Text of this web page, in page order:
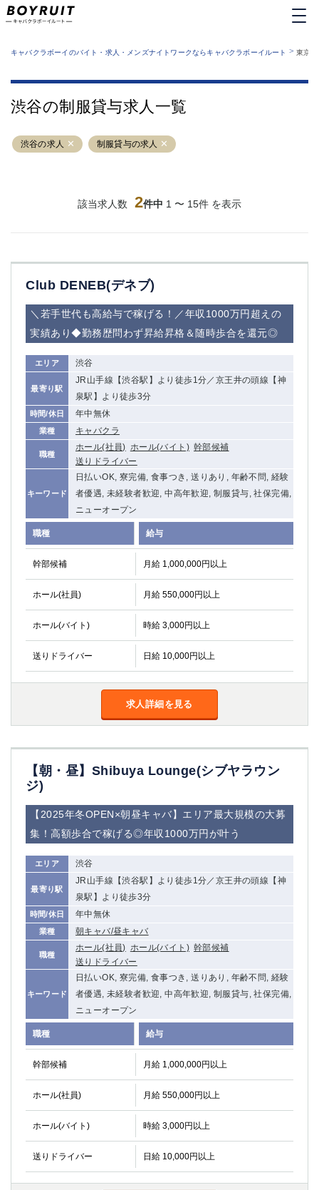
業種から探す
運営者情報
サイトマップ
キャバクラボーイのバイト・求人・メンズナイトワークならキャバクラボーイルート > 東京
渋谷の制服貸与求人一覧
渋谷の求人 制服貸与の求人
該当求人数 2件中 1 〜 15件 を表示
Club DENEB(デネブ)
＼若手世代も高給与で稼げる！／年収1000万円超えの
実績あり◆勤務歴問わず昇給昇格＆随時歩合を還元◎
エリア 渋谷
最寄り駅
JR山手線【渋谷駅】より徒歩1分／京王井の頭線【神
泉駅】より徒歩3分
時間/休日 年中無休
業種 キャバクラ
職種
ホール(社員) ホール(バイト) 幹部候補
送りドライバー
キーワード
日払いOK, 寮完備, 食事つき, 送りあり, 年齢不問, 経験
者優遇, 未経験者歓迎, 中高年歓迎, 制服貸与, 社保完備,
ニューオープン
職種 給与
幹部候補 月給 1,000,000円以上
ホール(社員) 月給 550,000円以上
ホール(バイト) 時給 3,000円以上
送りドライバー 日給 10,000円以上
求人詳細を見る
【朝・昼】Shibuya Lounge(シブヤラウン
ジ)
【2025年冬OPEN×朝昼キャバ】エリア最大規模の大募
集！高額歩合で稼げる◎年収1000万円が叶う
エリア 渋谷
最寄り駅
JR山手線【渋谷駅】より徒歩1分／京王井の頭線【神
泉駅】より徒歩3分
時間/休日 年中無休
業種 朝キャバ/昼キャバ
職種
ホール(社員) ホール(バイト) 幹部候補
送りドライバー
キーワード
日払いOK, 寮完備, 食事つき, 送りあり, 年齢不問, 経験
者優遇, 未経験者歓迎, 中高年歓迎, 制服貸与, 社保完備,
ニューオープン
職種 給与
幹部候補 月給 1,000,000円以上
ホール(社員) 月給 550,000円以上
ホール(バイト) 時給 3,000円以上
送りドライバー 日給 10,000円以上
六本木
池袋
吉祥寺
練馬
恵比寿
蒲田
北千住
①六本木 ②西麻布
大山
赤羽
品川
蒲田東口
立川（南口）
新宿
浜松町
西葛西
中野
府中
ひばりヶ丘（北口）
学芸大学
吉祥寺（南口／公園口）
自由が丘
吉祥寺（北口／東口）
下北沢・経堂
金町（北口）
成増駅徒歩3分の好立地！①JR埼京線「赤羽駅」から徒歩2分 ②東
①歌舞伎町 ②新宿 ③西部新宿 ③東新宿
①銀座 ②新橋
錦糸町(南口)
蒲田(西口)
清瀬（南口）
①東武練馬 ②成増・板橋 ③大山 ②池袋
池袋東口
金町
大井町
大泉学園
下赤塚
竹ノ塚
三鷹
水道橋
浅草
祖師ヶ谷大蔵
小岩
湯島
久米川
市川
五井
神奈川県
関内
川崎
溝の口
新横浜
藤沢
武蔵小杉
橋本
小田原
横浜・桜木町
関内・馬車道・日ノ出町
武蔵新城
元住吉
茅ヶ崎
大船
相模原
厚木
横須賀
桜木町
埼玉県
大宮
南越谷
志木
川越
草加
南浦和
所沢
熊谷